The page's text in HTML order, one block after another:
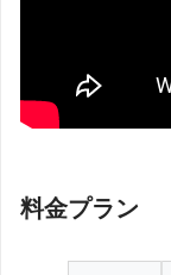
料金プラン